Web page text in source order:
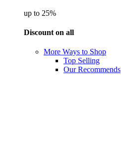
up to 25%
Discount on all
More Ways to Shop
Top Selling
Our Recommends